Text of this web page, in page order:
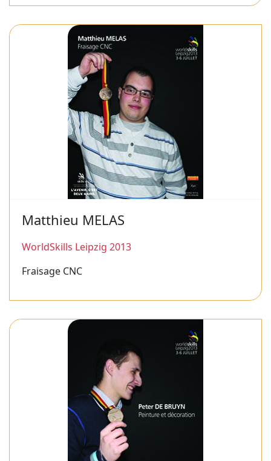
Matthieu MELAS
WorldSkills Leipzig 2013
Fraisage CNC